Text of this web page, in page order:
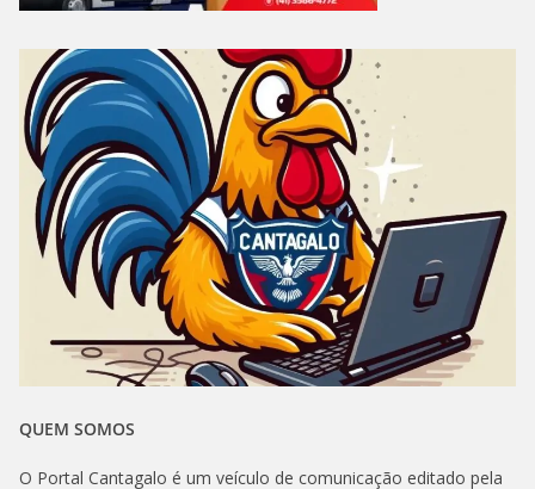
QUEM SOMOS
O Portal Cantagalo é um veículo de comunicação editado pela